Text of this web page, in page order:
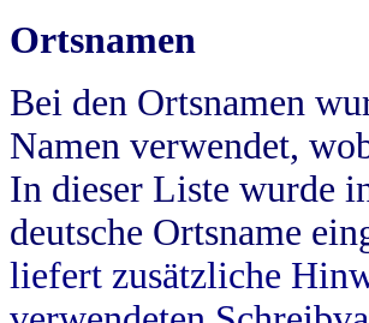
Ortsnamen
Bei den Ortsnamen
Namen verwendet,
In dieser Liste wurde
deutsche Ortsname
liefert zusätzliche